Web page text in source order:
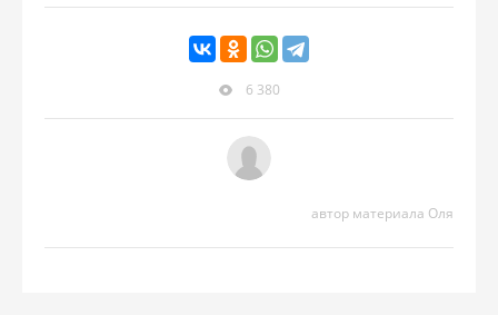
6 380
автор материала Оля